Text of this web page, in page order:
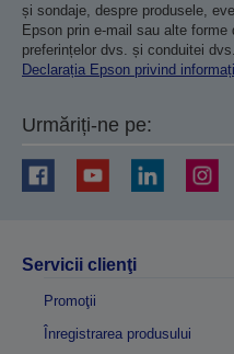
și sondaje, despre produsele,
Epson prin e-mail sau alte
preferințelor dvs. și conduitei
Declarația Epson privind
Urmăriți-ne pe:
Servicii clienţi
Promoţii
Înregistrarea produsului